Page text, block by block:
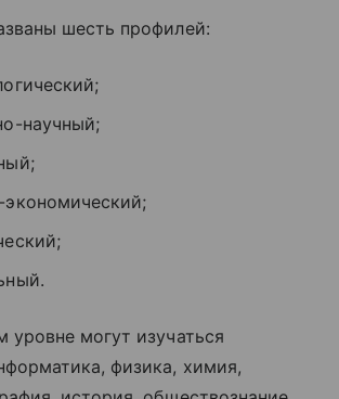
шесть профилей:
научный;
экономический;
уровне могут изучаться
физика, химия,